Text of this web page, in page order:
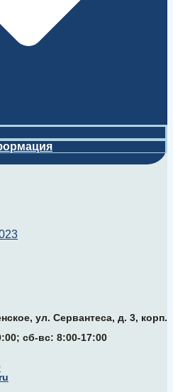
ул. Сервантеса, д. 3, корп.
сб-вс: 8:00-17:00